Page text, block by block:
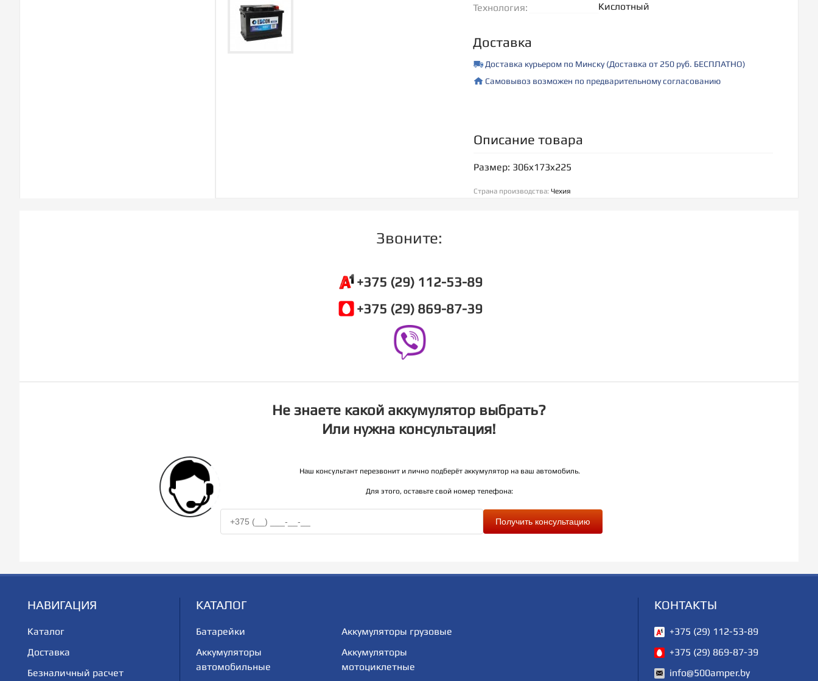
Технология:
Кислотный
Доставка
Доставка курьером по Минску (Доставка от 250 руб. БЕСПЛАТНО)
Самовывоз возможен по предварительному согласованию
Описание товара
Размер: 306x173x225
Страна производства: Чехия
Звоните:
+375 (29) 112-53-89
+375 (29) 869-87-39
Не знаете какой аккумулятор выбрать?
Или нужна консультация!
Наш консультант перезвонит и лично подберёт аккумулятор на ваш автомобиль.
Для этого, оставьте свой номер телефона:
Получить консультацию
НАВИГАЦИЯ
Каталог
Доставка
Безналичный расчет
КАТАЛОГ
Батарейки
Аккумуляторы
автомобильные
Аккумуляторы грузовые
Аккумуляторы
мотоциклетные
КОНТАКТЫ
+375 (29) 112-53-89
+375 (29) 869-87-39
info@500amper.by